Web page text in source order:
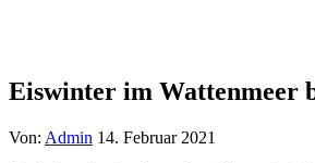
Eiswinter im Wattenmeer
Von: Admin 14. Februar 2021